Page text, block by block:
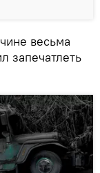
весьма
запечатлеть